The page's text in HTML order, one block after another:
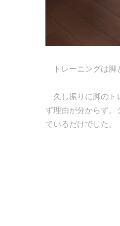
トレーニングは脚
久し振りに脚のト
ず理由が分からず。
ているだけでした。